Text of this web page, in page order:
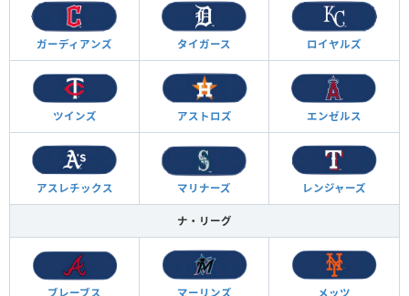
ガーディアンズ タイガース ロイヤルズ
ツインズ アストロズ エンゼルス
アスレチックス マリナーズ レンジャーズ
ナ・リーグ
ブレーブス マーリンズ メッツ